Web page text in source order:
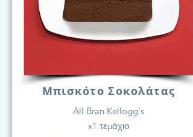
Μπισκότο Σοκολάτας
All Bran Kellogg's
x1 τεμάχιο